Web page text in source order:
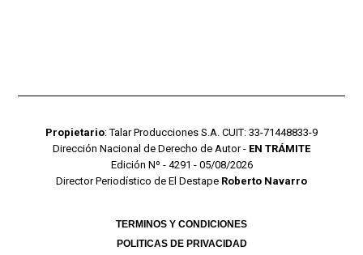
Propietario: Talar Producciones S.A. CUIT: 33-71448833-9
Dirección Nacional de Derecho de Autor - EN TRÁMITE
Edición Nº - 4291 - 05/08/2026
Director Periodístico de El Destape Roberto Navarro
TERMINOS Y CONDICIONES
POLITICAS DE PRIVACIDAD